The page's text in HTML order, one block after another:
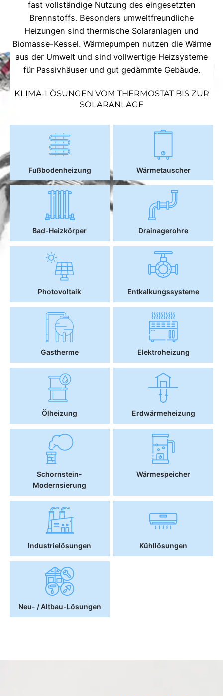
fast vollständige Nutzung des eingesetzten
Brennstoffs. Besonders umweltfreundliche
Heizungen sind thermische Solaranlagen und
Biomasse-Kessel. Wärmepumpen nutzen die Wärme
aus der Umwelt und sind vollwertige Heizsysteme
für Passivhäuser und gut gedämmte Gebäude.
KLIMA-LÖSUNGEN VOM THERMOSTAT BIS ZUR
SOLARANLAGE
Fußbodenheizung Wärmetauscher
Bad-Heizkörper Drainagerohre
Photovoltaik Entkalkungssysteme
Gastherme Elektroheizung
Ölheizung Erdwärmeheizung
Schornstein-
Modernsierung
Wärmespeicher
Industrielösungen Kühllösungen
Neu- / Altbau-Lösungen